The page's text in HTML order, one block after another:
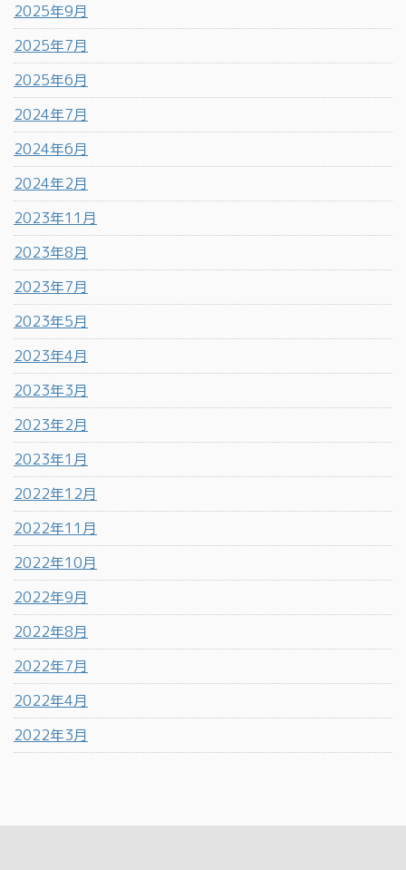
2025年9月
2025年7月
2025年6月
2024年7月
2024年6月
2024年2月
2023年11月
2023年8月
2023年7月
2023年5月
2023年4月
2023年3月
2023年2月
2023年1月
2022年12月
2022年11月
2022年10月
2022年9月
2022年8月
2022年7月
2022年4月
2022年3月